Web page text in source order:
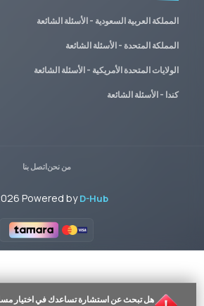
هل تبحث عن استشارة تساعدك في اختيار
المملكة العربية السعودية - الأسئلة الشائعة
المملكة المتحدة - الأسئلة الشائعة
الولايات المتحدة الأمريكية - الأسئلة الشائعة
كندا - الأسئلة الشائعة
من نحناتصل بنا
2026Powered byD-Hub